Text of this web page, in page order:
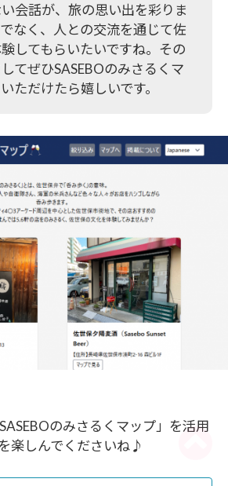
会話が、旅の思い出を彩りま
なく、人との交流を通じて佐
してもらいたいですね。その
てぜひSASEBOのみさるくマ
ただけたら嬉しいです。
のみさるくマップ」を活用
楽しんでくださいね♪